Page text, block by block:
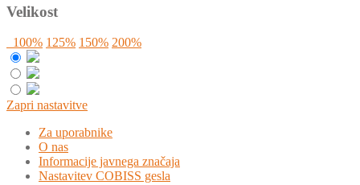
Velikost
100% 125% 150% 200%
Zapri nastavitve
Za uporabnike
O nas
Informacije javnega značaja
Nastavitev COBISS gesla